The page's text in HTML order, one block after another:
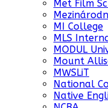
Met Film
MI College
MLS
MODUL
Mount
MWSLiT
National
Native